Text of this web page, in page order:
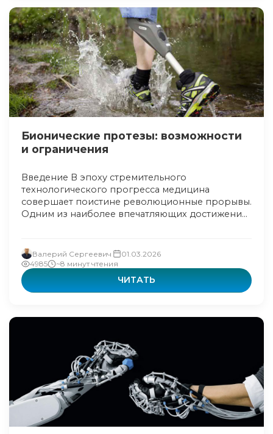
Бионические протезы: возможности
и ограничения
Введение В эпоху стремительного
технологического прогресса медицина
совершает поистине революционные прорывы.
Одним из наиболее впечатляющих достижени...
Валерий Сергеевич
01.03.2026
4985
~8 минут чтения
ЧИТАТЬ